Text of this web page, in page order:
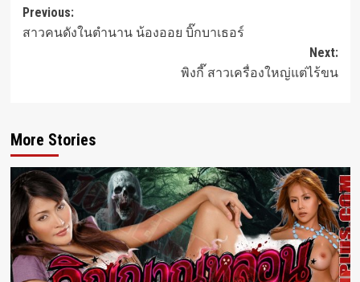
Post
navigation
Previous:
สาวคนดังในตำนาน น้องออย บิ๊กบาเธอร์
Next:
พิงกี๊ สาวเครื่องใหญ่แต่ไร้ขน
More Stories